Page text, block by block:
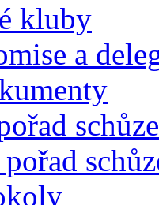
kluby
a
schůze